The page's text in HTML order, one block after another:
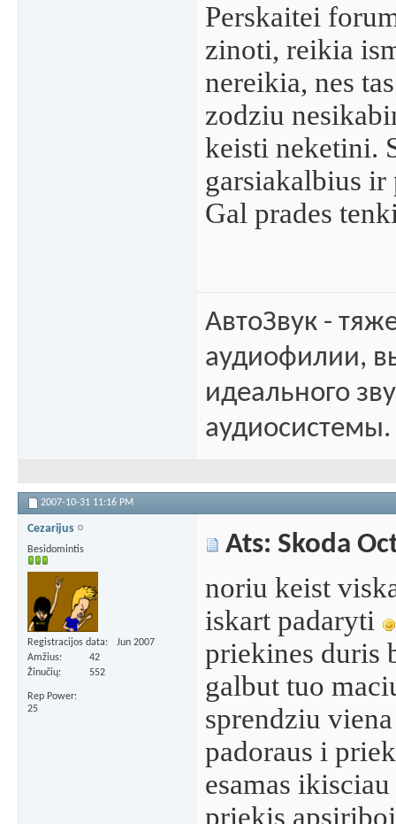
Perskaitei
zinoti, reikia
nereikia, nes
zodziu
keisti neketini.
garsiakalbius
Gal prades
АвтоЗвук -
аудиофилии,
идеального
2007-10-31 11:16 PM
Cezarijus
Besidomintis
Registracijos data
Jun 2007
Amžius
42
Žinučių
552
Rep Power
25
Ats: Skoda
noriu keist
iskart padaryti
priekines duris
galbut tuo
sprendziu
padoraus i
esamas
priekis